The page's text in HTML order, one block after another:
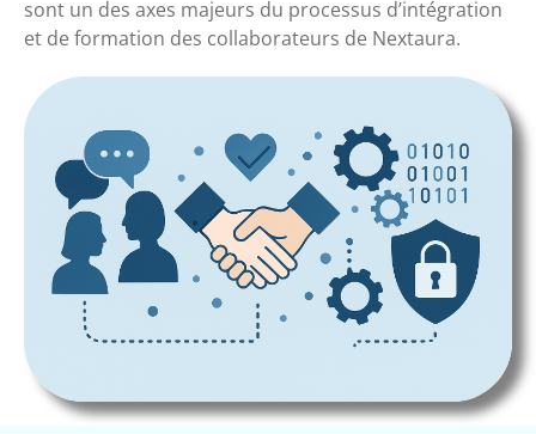
sont un des axes majeurs du processus d’intégration
et de formation des collaborateurs de Nextaura.